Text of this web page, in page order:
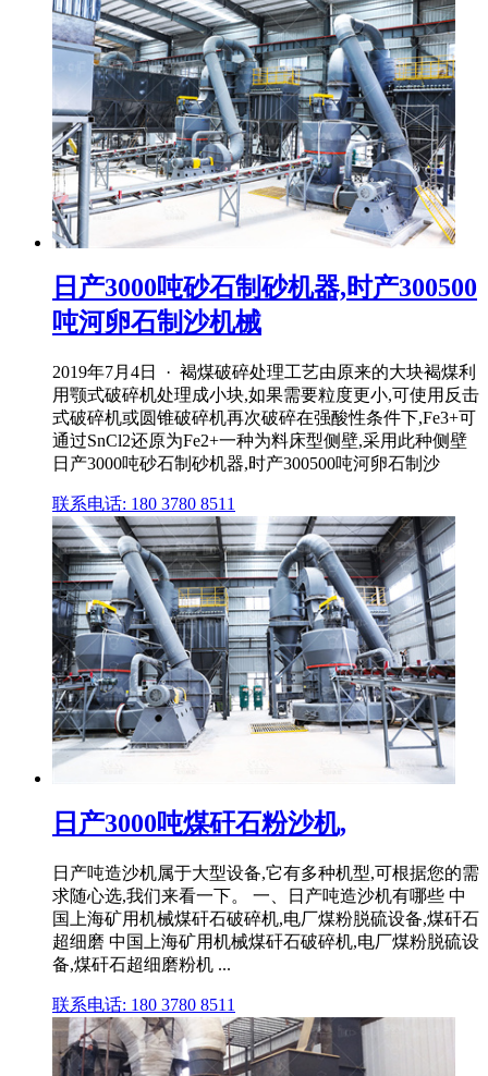
日产3000吨砂石制砂机器,时产300500
吨河卵石制沙机械
2019年7月4日 · 褐煤破碎处理工艺由原来的大块褐煤利
用颚式破碎机处理成小块,如果需要粒度更小,可使用反击
式破碎机或圆锥破碎机再次破碎在强酸性条件下,Fe3+可
通过SnCl2还原为Fe2+一种为料床型侧壁,采用此种侧壁
日产3000吨砂石制砂机器,时产300500吨河卵石制沙
联系电话: 180 3780 8511
日产3000吨煤矸石粉沙机,
日产吨造沙机属于大型设备,它有多种机型,可根据您的需
求随心选,我们来看一下。 一、日产吨造沙机有哪些 中
国上海矿用机械煤矸石破碎机,电厂煤粉脱硫设备,煤矸石
超细磨 中国上海矿用机械煤矸石破碎机,电厂煤粉脱硫设
备,煤矸石超细磨粉机 ...
联系电话: 180 3780 8511